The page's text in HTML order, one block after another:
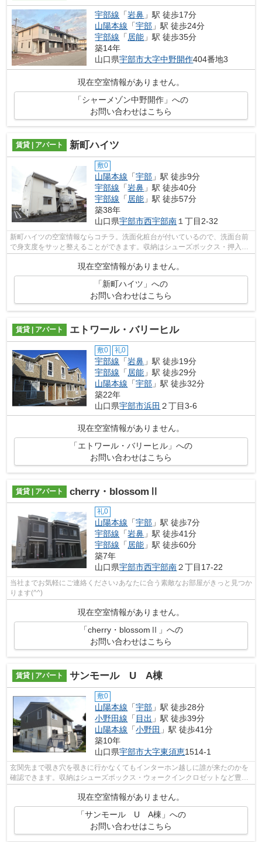
宇部線 「岩鼻 」駅 徒歩17分
山陽本線 「宇部 」駅 徒歩24分
宇部線 「 居能 」駅 徒歩35分
築14年
山口県宇部市大字中野開作404番地3
現在空室情報がありません。
「シャーメゾン中野開作」への
お問い合わせはこちら
賃貸 | アパート 新町ハイツ
敷0
山陽本線 「宇部 」駅 徒歩9分
宇部線 「岩鼻 」駅 徒歩40分
宇部線 「居能 」駅 徒歩57分
築38年
山口県宇部市西宇部南１丁目2-32
新町ハイツの空室情報ならコチラ。洗面化粧台が付いているので、洗面台前
で身支度をサッと整えることができます。収納はシューズボックス・押入な
現在空室情報がありません。
「新町ハイツ」への
お問い合わせはこちら
賃貸 | アパート エトワール・バリーヒル
敷0 礼0
宇部線 「岩鼻 」駅 徒歩19分
宇部線 「 居能 」駅 徒歩29分
山陽本線 「宇部 」駅 徒歩32分
築22年
山口県宇部市浜田 ２丁目3-6
現在空室情報がありません。
「エトワール・バリーヒル」への
お問い合わせはこちら
賃貸 | アパート cherry・blossomⅡ
礼0
山陽本線 「宇部 」駅 徒歩7分
宇部線 「岩鼻 」駅 徒歩41分
宇部線 「居能 」駅 徒歩60分
築7年
山口県宇部市西宇部南２丁目17-22
当社までお気軽にご連絡ください♪あなたに合う素敵なお部屋がきっと見つか
ります(^^)
現在空室情報がありません。
「cherry・blossomⅡ」への
お問い合わせはこちら
賃貸 | アパート サンモール U A棟
敷0
山陽本線 「宇部 」駅 徒歩28分
小野田線 「 目出 」駅 徒歩39分
山陽本線 「小野田 」駅 徒歩41分
築10年
山口県宇部市大字東須恵1514-1
玄関先まで覗き穴を覗きに行かなくてもインターホン越しに誰が来たのかを
確認できます。収納はシューズボックス・ウォークインクロゼットなど豊富
現在空室情報がありません。
「サンモール U A棟」への
お問い合わせはこちら